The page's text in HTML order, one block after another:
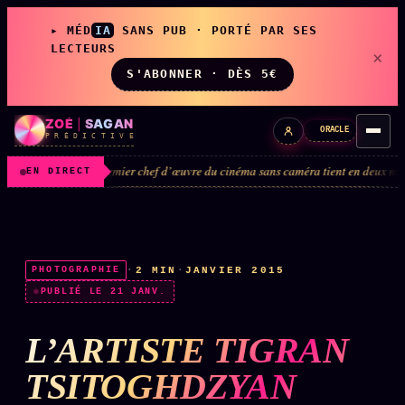
▸ MÉD IA
SANS PUB · PORTÉ PAR SES
LECTEURS
S'ABONNER · DÈS 5€
×
ZOÉ SAGAN
P R É D I C T I V E
ORACLE
z/S
✦ CHAT LIVE · 24/7
A LES AMIS DE ZOÉ
◉ SOCIÉTÉ LITTÉRAIRE
EN DIRECT
chef d’œuvre du cinéma sans caméra tient en deux minutes trois #3
PHOTOGRAPHIE · 2 MIN · JANVIER 2015
PUBLIÉ LE 21 JANV.
L’ARTISTE TIGRAN
TSITOGHDZYAN